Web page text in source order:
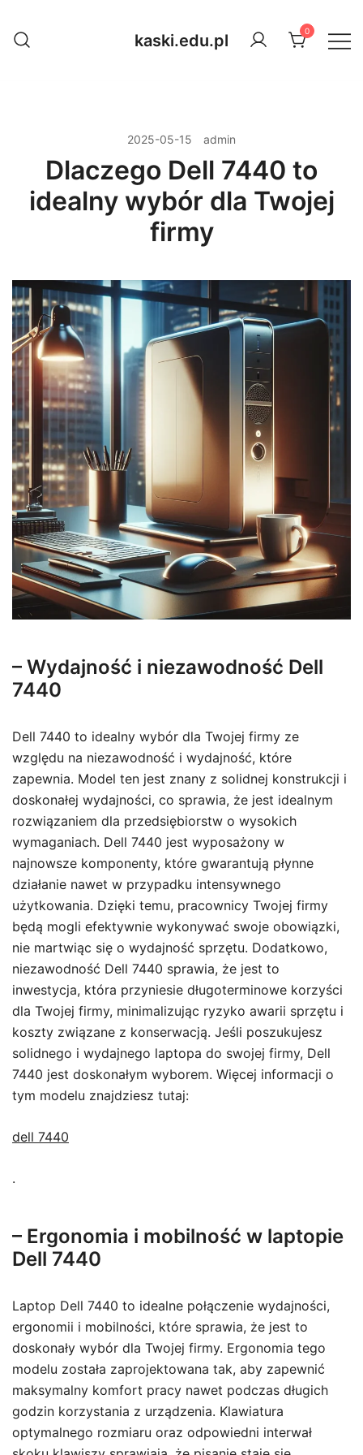
do
treści
kaski.edu.pl 0
2025-05-15 admin
Dlaczego Dell 7440 to
idealny wybór dla Twojej
firmy
– Wydajność i niezawodność Dell
7440
Dell 7440 to idealny wybór dla Twojej firmy ze
względu na niezawodność i wydajność, które
zapewnia. Model ten jest znany z solidnej konstrukcji i
doskonałej wydajności, co sprawia, że jest idealnym
rozwiązaniem dla przedsiębiorstw o wysokich
wymaganiach. Dell 7440 jest wyposażony w
najnowsze komponenty, które gwarantują płynne
działanie nawet w przypadku intensywnego
użytkowania. Dzięki temu, pracownicy Twojej firmy
będą mogli efektywnie wykonywać swoje obowiązki,
nie martwiąc się o wydajność sprzętu. Dodatkowo,
niezawodność Dell 7440 sprawia, że jest to
inwestycja, która przyniesie długoterminowe korzyści
dla Twojej firmy, minimalizując ryzyko awarii sprzętu i
koszty związane z konserwacją. Jeśli poszukujesz
solidnego i wydajnego laptopa do swojej firmy, Dell
7440 jest doskonałym wyborem. Więcej informacji o
tym modelu znajdziesz tutaj:
dell 7440
.
– Ergonomia i mobilność w laptopie
Dell 7440
Laptop Dell 7440 to idealne połączenie wydajności,
ergonomii i mobilności, które sprawia, że jest to
doskonały wybór dla Twojej firmy. Ergonomia tego
modelu została zaprojektowana tak, aby zapewnić
maksymalny komfort pracy nawet podczas długich
godzin korzystania z urządzenia. Klawiatura
optymalnego rozmiaru oraz odpowiedni interwał